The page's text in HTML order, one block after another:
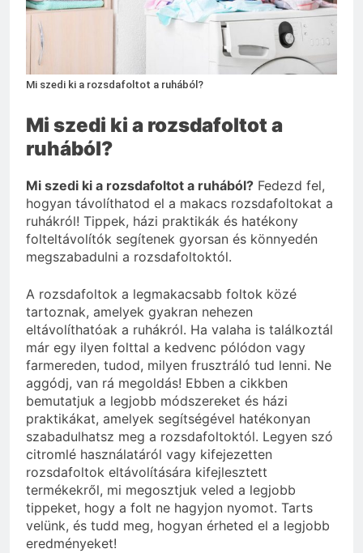
Milyen padlót válassz gyerekes
3 Hét Ezelőtt
Mi szedi ki a rozsdafoltot a ruhából?
Mi szedi ki a rozsdafoltot a
ruhából?
Mi szedi ki a rozsdafoltot a ruhából? Fedezd fel,
hogyan távolíthatod el a makacs rozsdafoltokat a
ruhákról! Tippek, házi praktikák és hatékony
folteltávolítók segítenek gyorsan és könnyedén
megszabadulni a rozsdafoltoktól.
A rozsdafoltok a legmakacsabb foltok közé
tartoznak, amelyek gyakran nehezen
eltávolíthatóak a ruhákról. Ha valaha is találkoztál
már egy ilyen folttal a kedvenc pólódon vagy
farmereden, tudod, milyen frusztráló tud lenni. Ne
aggódj, van rá megoldás! Ebben a cikkben
bemutatjuk a legjobb módszereket és házi
praktikákat, amelyek segítségével hatékonyan
szabadulhatsz meg a rozsdafoltoktól. Legyen szó
citromlé használatáról vagy kifejezetten
rozsdafoltok eltávolítására kifejlesztett
termékekről, mi megosztjuk veled a legjobb
tippeket, hogy a folt ne hagyjon nyomot. Tarts
velünk, és tudd meg, hogyan érheted el a legjobb
eredményeket!